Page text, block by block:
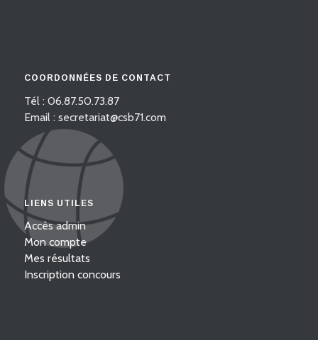
COORDONNÉES DE CONTACT
Tél : 06.87.50.73.87
Email : secretariat@csb71.com
LIENS UTILES
Accès admin
Mon compte
Mes résultats
Inscription concours